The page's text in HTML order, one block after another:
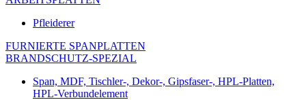
Pfleiderer
FURNIERTE SPANPLATTEN
BRANDSCHUTZ-SPEZIAL
Span, MDF, Tischler-, Dekor-, Gipsfaser-, HPL-Platten,
HPL-Verbundelement